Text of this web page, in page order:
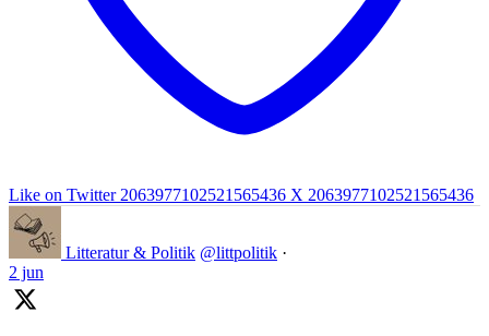
Like on Twitter 2063977102521565436 X 2063977102521565436
Litteratur & Politik @littpolitik ·
2 jun